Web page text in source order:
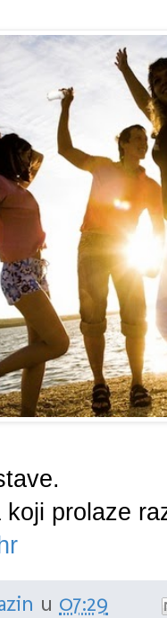
prolaze
u 07:29